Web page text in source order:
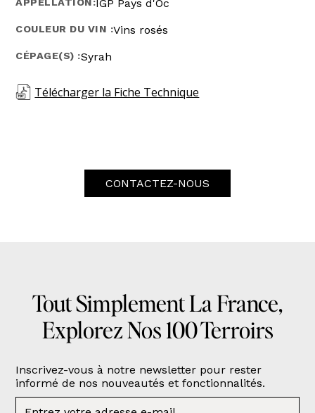
IGP Pays d'Oc
COULEUR DU VIN :Vins rosés
CÉPAGE(S) :Syrah
Télécharger la Fiche Technique
CONTACTEZ-NOUS
Tout Simplement La France,
Explorez Nos 100 Terroirs
Inscrivez-vous à notre newsletter pour rester
informé de nos nouveautés et fonctionnalités.